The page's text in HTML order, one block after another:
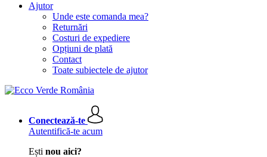
Ajutor
Unde este comanda mea?
Returnări
Costuri de expediere
Opțiuni de plată
Contact
Toate subiectele de ajutor
Conectează-te
Autentifică-te acum
Ești nou aici?